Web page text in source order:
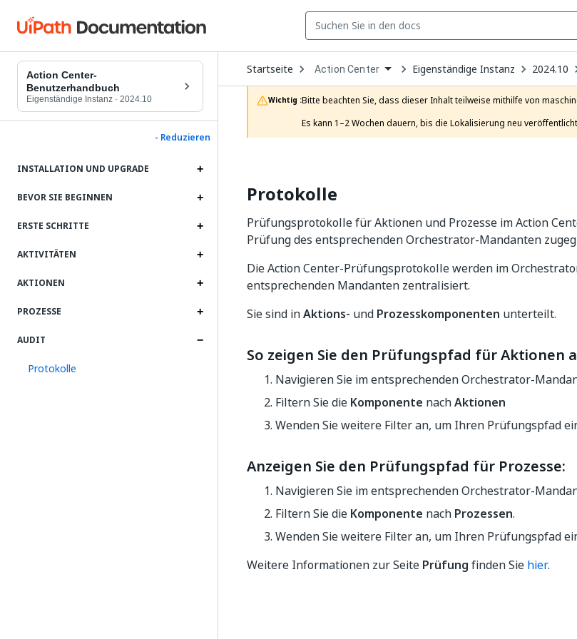
Action Center-
Benutzerhandbuch
Eigenständige Instanz · 2024.10
- Reduzieren
INSTALLATION UND UPGRADE
BEVOR SIE BEGINNEN
ERSTE SCHRITTE
AKTIVITÄTEN
AKTIONEN
PROZESSE
AUDIT
Protokolle
Startseite Open
Dropdown
to
choose
product
Action Center Eigenständige Instanz 2024.10
Wichtig :Bitte beachten Sie, dass dieser Inhalt teilweise mithilfe von
Es kann 1–2 Wochen dauern, bis die Lokalisierung neu
Protokolle
Prüfungsprotokolle für Aktionen und Prozesse im Action
Prüfung des entsprechenden Orchestrator-Mandanten
Die Action Center-Prüfungsprotokolle werden im
entsprechenden Mandanten zentralisiert.
Sie sind inAktions- und Prozesskomponenten unterteilt.
So zeigen Sie den Prüfungspfad für Aktionen
Navigieren Sie im entsprechenden Orchestrator-
Filtern Sie die Komponente nachAktionen
Wenden Sie weitere Filter an, um Ihren Prüfungspfad
Anzeigen Sie den Prüfungspfad für Prozesse:
Navigieren Sie im entsprechenden Orchestrator-
Filtern Sie die Komponente nach Prozessen.
Wenden Sie weitere Filter an, um Ihren Prüfungspfad
Weitere Informationen zur Seite Prüfung finden Sie hier.